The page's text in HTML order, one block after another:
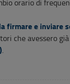
orario di
firmare e inviare
che avessero
.